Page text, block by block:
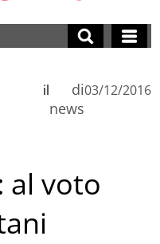
di
news
il 03/12/2016
al voto